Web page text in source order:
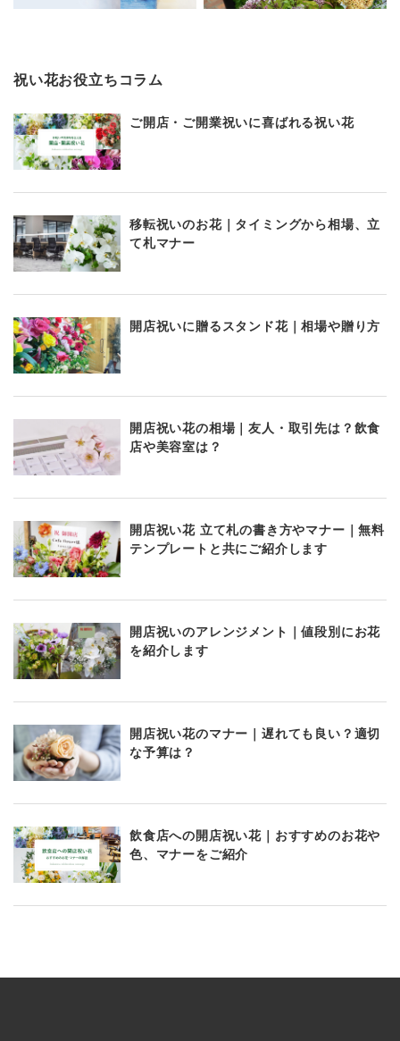
祝い花お役立ちコラム
ご開店・ご開業祝いに喜ばれる祝い花
移転祝いのお花｜タイミングから相場、立
て札マナー
開店祝いに贈るスタンド花｜相場や贈り方
開店祝い花の相場｜友人・取引先は？飲食
店や美容室は？
開店祝い花 立て札の書き方やマナー｜無料
テンプレートと共にご紹介します
開店祝いのアレンジメント｜値段別にお花
を紹介します
開店祝い花のマナー｜遅れても良い？適切
な予算は？
飲食店への開店祝い花｜おすすめのお花や
色、マナーをご紹介